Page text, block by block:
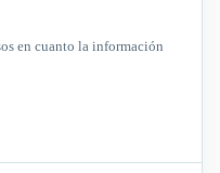
en cuanto la información